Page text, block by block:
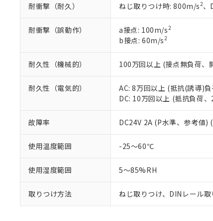
耐衝撃（耐久） ねじ取りつけ時: 800m/s2、
耐衝撃（誤動作） a接点: 100m/s2
b接点: 60m/s2
耐久性（機械的） 100万回以上 (接点無負荷
耐久性（電気的）
AC: 8万回以上 (抵抗(誘導)
DC: 10万回以上 (抵抗負荷
故障率 DC24V 2A (P水準、参考値
使用温度範囲 -25～60℃
使用湿度範囲 5～85%RH
取りつけ方法 ねじ取りつけ、DINレール